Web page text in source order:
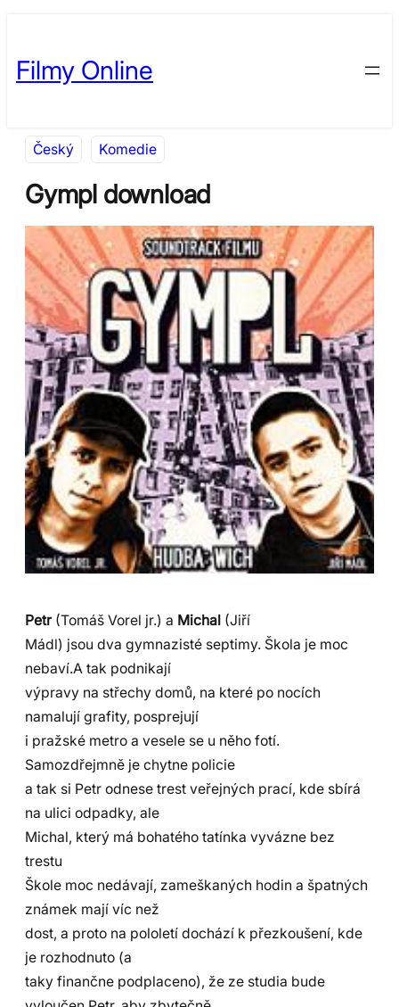
obsah
content
Filmy Online
Český Komedie
Gympl download
Petr(Tomáš Vorel jr.) a Michal (Jiří
Mádl) jsou dva gymnazisté septimy. Škola je moc
nebaví.A tak podnikají
výpravy na střechy domů, na které po nocích
namalují grafity, posprejují
i pražské metro a vesele se u něho fotí.
Samozdřejmně je chytne policie
a tak si Petr odnese trest veřejných prací, kde sbírá
na ulici odpadky, ale
Michal, který má bohatého tatínka vyvázne bez
trestu
Škole moc nedávají, zameškaných hodin a špatných
známek mají víc než
dost, a proto na pololetí dochází k přezkoušení, kde
je rozhodnuto (a
taky finančne podplaceno), že ze studia bude